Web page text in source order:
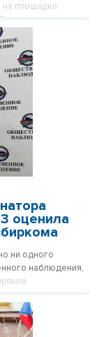
на площадке
активно
работает
дистанционного
оценила
ни одного
наблюдения,